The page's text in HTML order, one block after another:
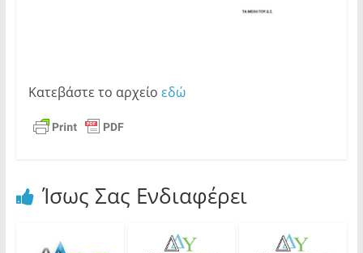
Κατεβάστε το αρχείο εδώ
Ίσως Σας Ενδιαφέρει